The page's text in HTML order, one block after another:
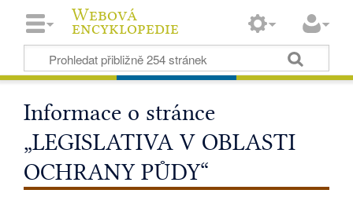
Webová
encyklopedie
Informace o stránce
„LEGISLATIVA V OBLASTI
OCHRANY PŮDY“